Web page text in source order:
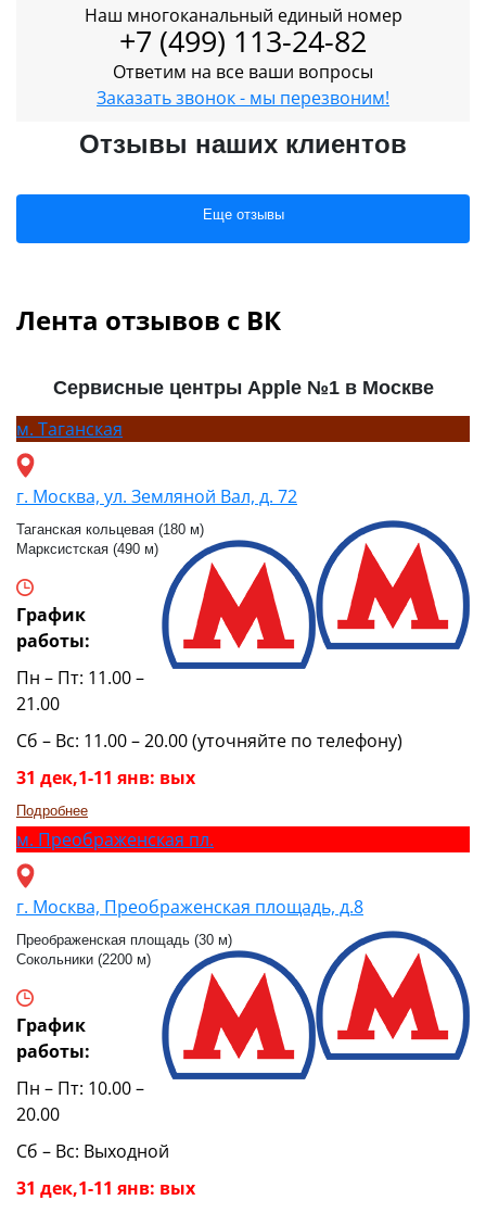
Наш многоканальный единый номер
+7 (499) 113-24-82
Ответим на все ваши вопросы
Заказать звонок - мы перезвоним!
Отзывы наших клиентов
Еще отзывы
Лента отзывов с ВК
Сервисные центры Apple №1 в Москве
м. Таганская
г. Москва, ул. Земляной Вал, д. 72
Таганская кольцевая (180 м)
Марксистская (490 м)
График
работы:
Пн – Пт: 11.00 –
21.00
Сб – Вс: 11.00 – 20.00 (уточняйте по телефону)
31 дек,1-11 янв: вых
Подробнее
м. Преображенская пл.
г. Москва, Преображенская площадь, д.8
Преображенская площадь (30 м)
Сокольники (2200 м)
График
работы:
Пн – Пт: 10.00 –
20.00
Сб – Вс: Выходной
31 дек,1-11 янв: вых